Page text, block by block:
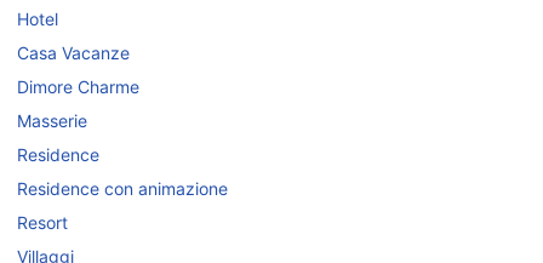
Hotel
Casa Vacanze
Dimore Charme
Masserie
Residence
Residence con animazione
Resort
Villaggi